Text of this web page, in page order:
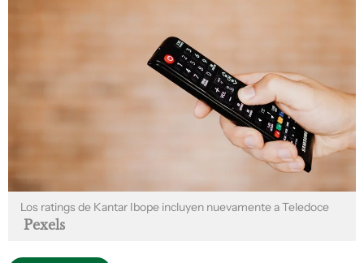
Los ratings de Kantar Ibope incluyen nuevamente a Teledoce
Pexels